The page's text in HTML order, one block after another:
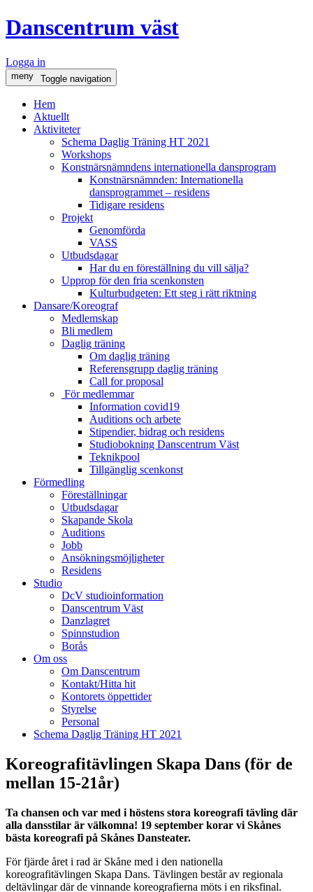
Danscentrum väst
Logga in
meny Toggle navigation
Hem
Aktuellt
Aktiviteter
Schema Daglig Träning HT 2021
Workshops
Konstnärsnämndens internationella dansprogram
Konstnärsnämnden: Internationella
dansprogrammet – residens
Tidigare residens
Projekt
Genomförda
VASS
Utbudsdagar
Har du en föreställning du vill sälja?
Upprop för den fria scenkonsten
Kulturbudgeten: Ett steg i rätt riktning
Dansare/Koreograf
Medlemskap
Bli medlem
Daglig träning
Om daglig träning
Referensgrupp daglig träning
Call for proposal
För medlemmar
Information covid19
Auditions och arbete
Stipendier, bidrag och residens
Studiobokning Danscentrum Väst
Teknikpool
Tillgänglig scenkonst
Förmedling
Föreställningar
Utbudsdagar
Skapande Skola
Auditions
Jobb
Ansökningsmöjligheter
Residens
Studio
DcV studioinformation
Danscentrum Väst
Danzlagret
Spinnstudion
Borås
Om oss
Om Danscentrum
Kontakt/Hitta hit
Kontorets öppettider
Styrelse
Personal
Schema Daglig Träning HT 2021
Koreografitävlingen Skapa Dans (för de
mellan 15-21år)
Ta chansen och var med i höstens stora koreografi tävling där
alla dansstilar är välkomna! 19 september korar vi Skånes
bästa koreografi på Skånes Dansteater.
För fjärde året i rad är Skåne med i den nationella
koreografitävlingen Skapa Dans. Tävlingen består av regionala
deltävlingar där de vinnande koreografierna möts i en riksfinal.